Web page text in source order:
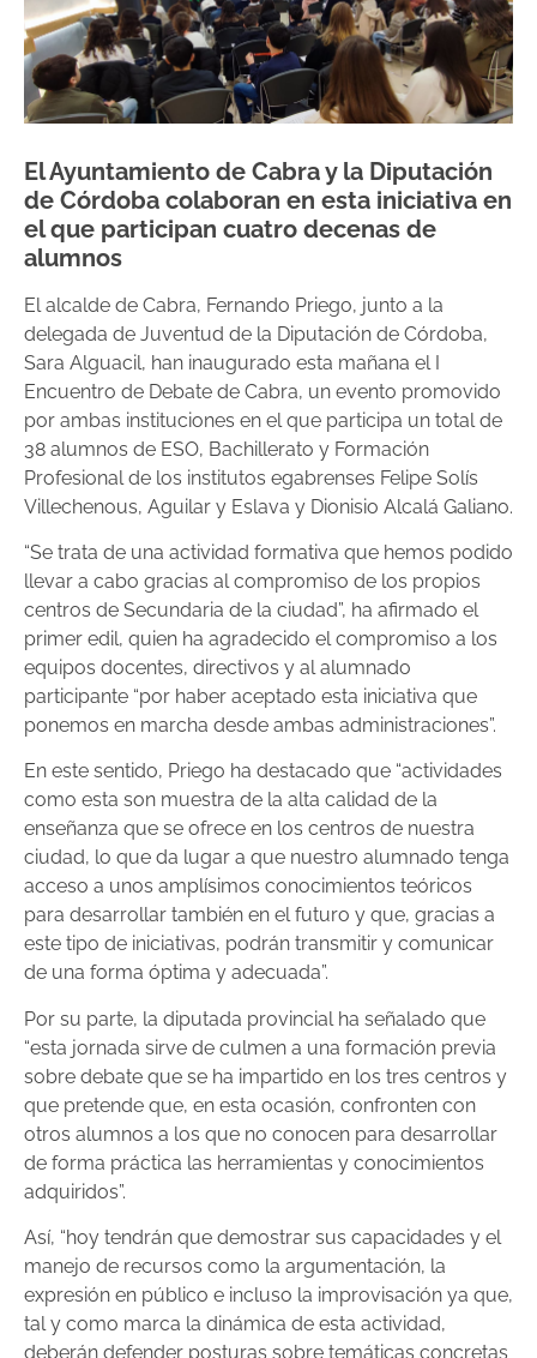
El Ayuntamiento de Cabra y la Diputación
de Córdoba colaboran en esta iniciativa en
el que participan cuatro decenas de
alumnos
El alcalde de Cabra, Fernando Priego, junto a la
delegada de Juventud de la Diputación de Córdoba,
Sara Alguacil, han inaugurado esta mañana el I
Encuentro de Debate de Cabra, un evento promovido
por ambas instituciones en el que participa un total de
38 alumnos de ESO, Bachillerato y Formación
Profesional de los institutos egabrenses Felipe Solís
Villechenous, Aguilar y Eslava y Dionisio Alcalá Galiano.
“Se trata de una actividad formativa que hemos podido
llevar a cabo gracias al compromiso de los propios
centros de Secundaria de la ciudad”, ha afirmado el
primer edil, quien ha agradecido el compromiso a los
equipos docentes, directivos y al alumnado
participante “por haber aceptado esta iniciativa que
ponemos en marcha desde ambas administraciones”.
En este sentido, Priego ha destacado que “actividades
como esta son muestra de la alta calidad de la
enseñanza que se ofrece en los centros de nuestra
ciudad, lo que da lugar a que nuestro alumnado tenga
acceso a unos amplísimos conocimientos teóricos
para desarrollar también en el futuro y que, gracias a
este tipo de iniciativas, podrán transmitir y comunicar
de una forma óptima y adecuada”.
Por su parte, la diputada provincial ha señalado que
“esta jornada sirve de culmen a una formación previa
sobre debate que se ha impartido en los tres centros y
que pretende que, en esta ocasión, confronten con
otros alumnos a los que no conocen para desarrollar
de forma práctica las herramientas y conocimientos
adquiridos”.
Así, “hoy tendrán que demostrar sus capacidades y el
manejo de recursos como la argumentación, la
expresión en público e incluso la improvisación ya que,
tal y como marca la dinámica de esta actividad,
deberán defender posturas sobre temáticas concretas